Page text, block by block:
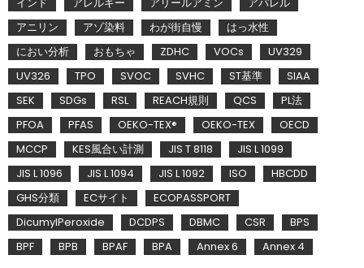
アニリン
アゾ染料 わが街自慢
はっ水性
におい分析
おもちゃ ZDHC VOCs
UV329
UV326
TPO SVOC SVHC ST基準
SIAA
SEK
SDGs RSL REACH規則 QCS
PL法
PFOA
PFAS OEKO-TEX® OEKO-TEX
OECD
MCCP
KES風合い計測 JIS T 8118
JIS L 1099
JIS L 1096
JIS L 1094 JIS L 1092 ISO
HBCDD
GHS分類
ECサイト
ECOPASSPORT
DicumylPeroxide
DCDPS DBMC CSR
BPS
BPF
BPB BPAF BPA Annex 6 Annex 4